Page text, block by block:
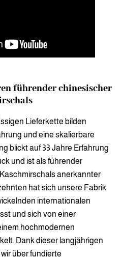
führender chinesischer
Lieferkette bilden
und eine skalierbare
blickt auf 33 Jahre Erfahrung
und ist als führender
anerkannter
hat sich unsere Fabrik
internationalen
und sich von einer
hochmodernen
Dank dieser langjährigen
über fundierte